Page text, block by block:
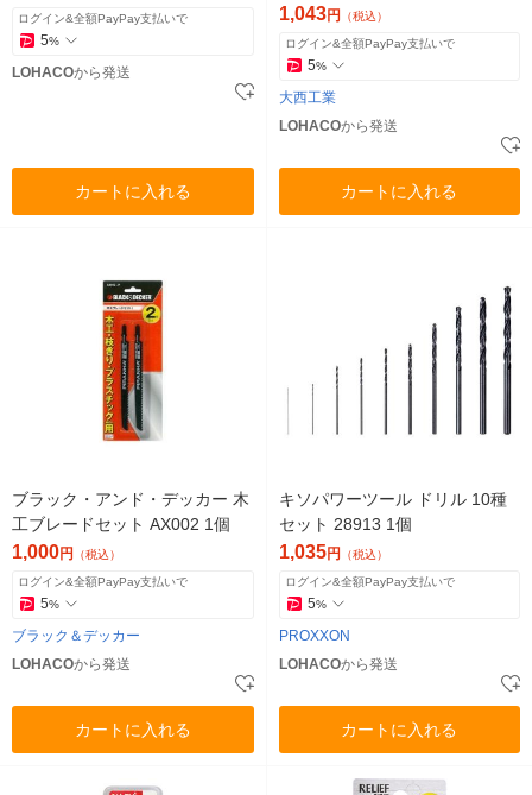
ログイン&全額PayPay支払いで
5%
LOHACOから発送
カートに入れる
1,043円 （税込）
ログイン&全額PayPay支払いで
5%
大西工業
LOHACOから発送
カートに入れる
ブラック・アンド・デッカー 木
工ブレードセット AX002 1個
1,000円 （税込）
ログイン&全額PayPay支払いで
5%
ブラック＆デッカー
LOHACOから発送
カートに入れる
キソパワーツール ドリル 10種
セット 28913 1個
1,035円 （税込）
ログイン&全額PayPay支払いで
5%
PROXXON
LOHACOから発送
カートに入れる